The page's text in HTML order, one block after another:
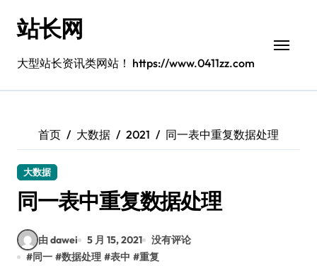
站长网
大型站长资讯类网站！ https://www.0411zz.com
首页 大数据 2021 同一表中重复数据处理
大数据
同一表中重复数据处理
由 dawei 5 月 15, 2021
没有评论
#同一 #数据处理 #表中 #重复